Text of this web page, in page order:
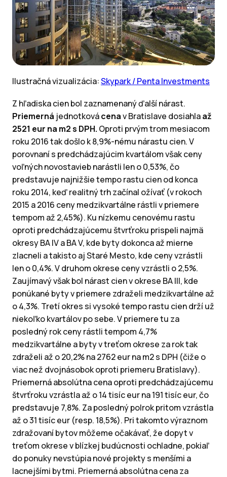
Ilustračná vizualizácia:Skypark / Penta Investments
Z hľadiska cien bol zaznamenaný ďalší nárast.
Priemerná jednotkovácenav Bratislave dosiahlaaž
2521 eur na m2 s DPH. Oproti prvým trom mesiacom
roku 2016 tak došlo k 8,9%-nému nárastu cien. V
porovnaní s predchádzajúcim kvartálom však ceny
voľných novostavieb narástli len o 0,53%, čo
predstavuje najnižšie tempo rastu cien od konca
roku 2014, keď realitný trh začínal ožívať (v rokoch
2015 a 2016 ceny medzikvartálne rástli v priemere
tempom až 2,45%). Ku nízkemu cenovému rastu
oproti predchádzajúcemu štvrťroku prispeli najmä
okresy BA IV a BA V, kde byty dokonca až mierne
zlacneli a takisto aj Staré Mesto, kde ceny vzrástli
len o 0,4%. V druhom okrese ceny vzrástli o 2,5%.
Zaujímavý však bol nárast cien v okrese BA III, kde
ponúkané byty v priemere zdraželi medzikvartálne až
o 4,3%. Tretí okres si vysoké tempo rastu cien drží už
niekoľko kvartálov po sebe. V priemere tu za
posledný rok ceny rástli tempom 4,7%
medzikvartálne a byty v treťom okrese za rok tak
zdraželi až o 20,2% na 2762 eur na m2 s DPH (čiže o
viac než dvojnásobok oproti priemeru Bratislavy).
Priemerná absolútna cena oproti predchádzajúcemu
štvrťroku vzrástla až o 14 tisíc eur na 191 tisíc eur, čo
predstavuje 7,8%. Za posledný polrok pritom vzrástla
až o 31 tisíc eur (resp. 18,5%). Pri takomto výraznom
zdražovaní bytov môžeme očakávať, že dopyt v
treťom okrese v blízkej budúcnosti ochladne, pokiaľ
do ponuky nevstúpia nové projekty s menšími a
lacnejšími bytmi. Priemerná absolútna cena za